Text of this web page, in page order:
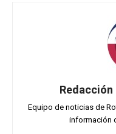
Equipo de noticias de
información